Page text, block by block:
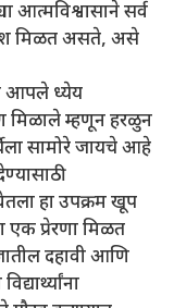
सर्व
यश मिळत असते, असे
आपले ध्येय
मिळाले म्हणून हरळुन
सामोरे जायचे आहे
हा उपक्रम खूप
प्रेरणा मिळत
दहावी आणि